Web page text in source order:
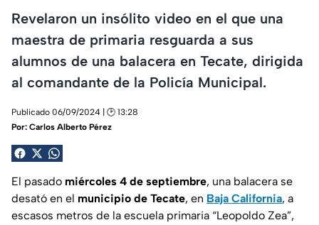
Revelaron un insólito video en el que una
maestra de primaria resguarda a sus
alumnos de una balacera en Tecate, dirigida
al comandante de la Policía Municipal.
Publicado 06/09/2024 | 🕑 13:28
Por: Carlos Alberto Pérez
El pasado miércoles 4 de septiembre, una balacera se
desató en el municipio de Tecate, en Baja California, a
escasos metros de la escuela primaria “Leopoldo Zea”,